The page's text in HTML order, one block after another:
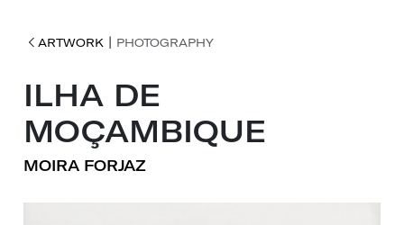
ARTWORK | PHOTOGRAPHY
ILHA DE
MOÇAMBIQUE
MOIRA FORJAZ